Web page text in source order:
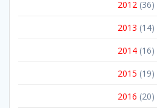
2012(36)
2013 (14)
2014(16)
2015 (19)
2016 (20)